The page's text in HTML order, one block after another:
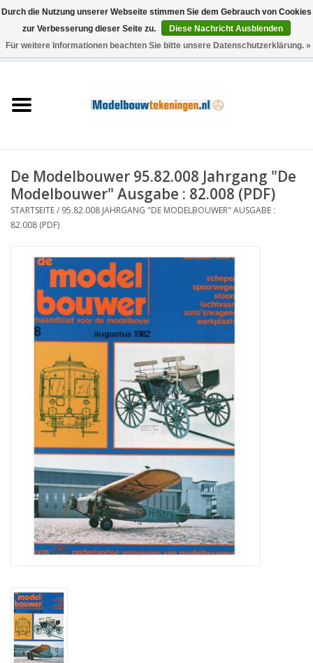
0 Artikel - €0,00
Schiffe
Holzbau
Landschaft
Maschinen
Dokumentation
Zeitschriften
Neue Zeichnungen
NEUE ZEITSCHRIFTEN
ABONNEMENT DER
MODELLBAUER
Baubeschreibungen
De Modelbouwer 95.82.008 Jahrgang "De
Modelbouwer" Ausgabe : 82.008 (PDF)
STARTSEITE/ 95.82.008 JAHRGANG "DE MODELBOUWER" AUSGABE :
82.008 (PDF)
Durch die Nutzung unserer Webseite stimmen Sie dem Gebrauch von Cookies
zur Verbesserung dieser Seite zu.
Diese Nachricht Ausblenden
Für weitere Informationen beachten Sie bitte unsere Datenschutzerklärung. »